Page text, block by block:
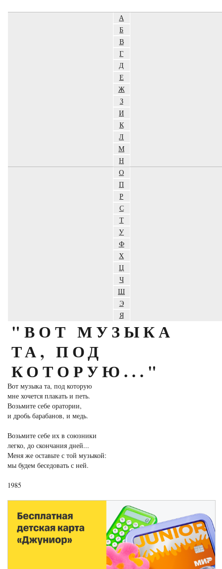
А
Б
В
Г
Д
Е
Ж
З
И
К
Л
М
Н
О
П
Р
С
Т
У
Ф
Х
Ц
Ч
Ш
Э
Я
"ВОТ МУЗЫКА
ТА, ПОД
КОТОРУЮ..."
Вот музыка та, под которую
мне хочется плакать и петь.
Возьмите себе оратории,
и дробь барабанов, и медь.
Возьмите себе их в союзники
легко, до скончания дней...
Меня же оставьте с той музыкой:
мы будем беседовать с ней.
1985